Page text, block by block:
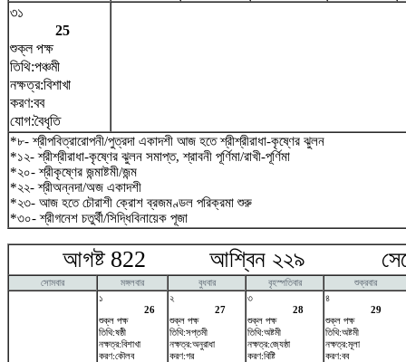
৩১
25
শুক্ল পক্ষ
তিথি:পঞ্চমী
নক্ষত্র:বিশাখা
করণ:বব
যোগ:বৈধৃতি
*৮- শ্রীপবিত্রারোপনী/পুত্রদা একাদশী আজ হতে শ্রীশ্রীরাধা-কৃষ্ণের ঝুলন
*১২- শ্রীশ্রীরাধা-কৃষ্ণের ঝুলন সমাপ্ত, শ্রাবনী পূর্ণিমা/রাখী-পূর্ণিমা
*২০- শ্রীকৃষ্ণের জন্মাষ্টমী/জন্ম
*২২- শ্রীঅন্নদা/অজ একাদশী
*২৩- আজ হতে চৌরাশী ক্রোশ ব্রজমণ্ডল পরিক্রমা শুরু
*৩০- শ্রীগনেশ চতুর্থী/সিদ্ধিবিনায়েক পূজা
আগষ্ট 822 আশ্বিন ২২৯
সোমবার মঙ্গলবার বুধবার বৃহস্পতিবার
শুক্রবার
১
26
শুক্ল পক্ষ
তিথি:ষষ্ঠী
নক্ষত্র:বিশাখা
করণ:কৌলব
২
27
শুক্ল পক্ষ
তিথি:সপ্তমী
নক্ষত্র:অনুরাধা
করণ:গর
৩
28
শুক্ল পক্ষ
তিথি:অষ্টমী
নক্ষত্র:জ্যেষ্ঠা
করণ:বিষ্টি
৪
29
শুক্ল পক্ষ
তিথি:অষ্টমী
নক্ষত্র:মূলা
করণ:বব